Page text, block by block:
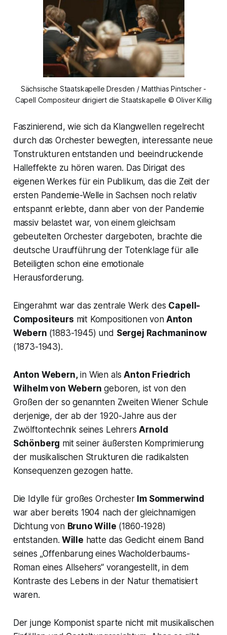
Sächsische Staatskapelle Dresden / Matthias Pintscher -
Capell Compositeur dirigiert die Staatskapelle © Oliver Killig
Faszinierend, wie sich da Klangwellen regelrecht
durch das Orchester bewegten, interessante neue
Tonstrukturen entstanden und beeindruckende
Halleffekte zu hören waren. Das Dirigat des
eigenen Werkes für ein Publikum, das die Zeit der
ersten Pandemie-Welle in Sachsen noch relativ
entspannt erlebte, dann aber von der Pandemie
massiv belastet war, von einem gleichsam
gebeutelten Orchester dargeboten, brachte die
deutsche Uraufführung der Totenklage für alle
Beteiligten schon eine emotionale
Herausforderung.
Eingerahmt war das zentrale Werk des Capell-
Compositeurs mit Kompositionen vonAnton
Webern (1883-1945) und Sergej Rachmaninow
(1873-1943).
Anton Webern,in Wien alsAnton Friedrich
Wilhelm von Webern geboren, ist von den
Großen der so genanntenZweiten Wiener Schule
derjenige, der ab der 1920-Jahre aus der
Zwölftontechnik seines LehrersArnold
Schönberg mit seiner äußersten Komprimierung
der musikalischen Strukturen die radikalsten
Konsequenzen gezogen hatte.
Die Idylle für großes Orchester Im Sommerwind
war aber bereits 1904 nach der gleichnamigen
Dichtung von Bruno Wille (1860-1928)
entstanden. Wille hatte das Gedicht einem Band
seines „Offenbarung eines Wacholderbaums-
Roman eines Allsehers“vorangestellt, in dem
Kontraste des Lebens in der Natur thematisiert
waren.
Der junge Komponist sparte nicht mit musikalischen